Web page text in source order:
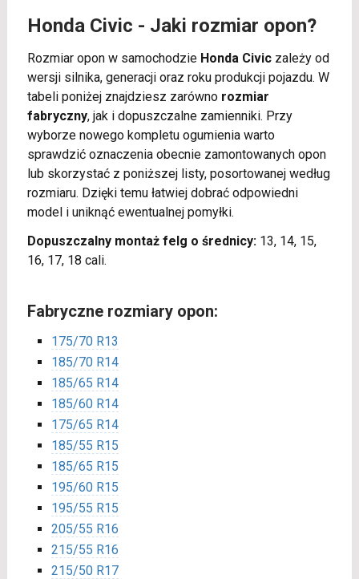
Honda Civic - Jaki rozmiar opon?
Rozmiar opon w samochodzie Honda Civiczależy od
wersji silnika, generacji oraz roku produkcji pojazdu. W
tabeli poniżej znajdziesz zarówno rozmiar
fabryczny, jak i dopuszczalne zamienniki. Przy
wyborze nowego kompletu ogumienia warto
sprawdzić oznaczenia obecnie zamontowanych opon
lub skorzystać z poniższej listy, posortowanej według
rozmiaru. Dzięki temu łatwiej dobrać odpowiedni
model i uniknąć ewentualnej pomyłki.
Dopuszczalny montaż felg o średnicy:13, 14, 15,
16, 17, 18 cali.
Fabryczne rozmiary opon:
175/70 R13
185/70 R14
185/65 R14
185/60 R14
175/65 R14
185/55 R15
185/65 R15
195/60 R15
195/55 R15
205/55 R16
215/55 R16
215/50 R17